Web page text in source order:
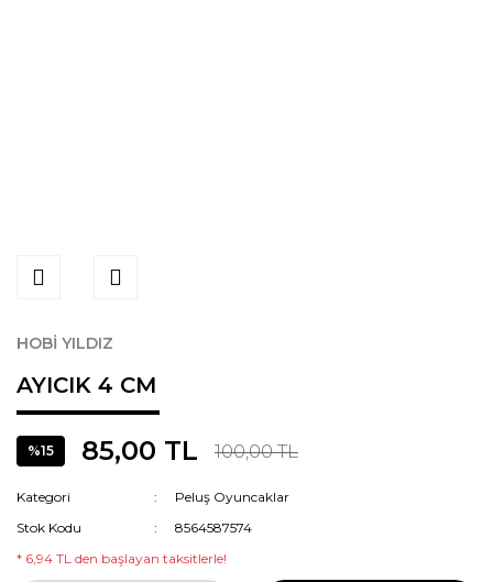
HOBİ YILDIZ
AYICIK 4 CM
%15 85,00 TL 100,00 TL
Kategori
Peluş Oyuncaklar
Stok Kodu
8564587574
* 6,94 TL den başlayan taksitlerle!